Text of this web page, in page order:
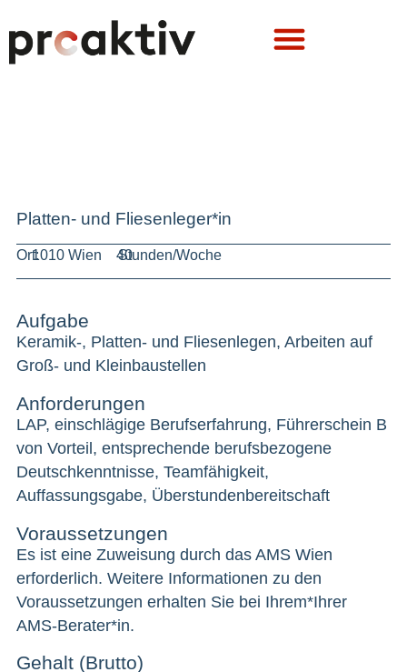
Platten- und Fliesenleger*in
Ort:1010 Wien 40
Stunden/Woche
Aufgabe
Keramik-, Platten- und Fliesenlegen, Arbeiten auf
Groß- und Kleinbaustellen
Anforderungen
LAP, einschlägige Berufserfahrung, Führerschein B
von Vorteil, entsprechende berufsbezogene
Deutschkenntnisse, Teamfähigkeit,
Auffassungsgabe, Überstundenbereitschaft
Voraussetzungen
Es ist eine Zuweisung durch das AMS Wien
erforderlich. Weitere Informationen zu den
Voraussetzungen erhalten Sie bei Ihrem*Ihrer
AMS-Berater*in.
Gehalt (Brutto)